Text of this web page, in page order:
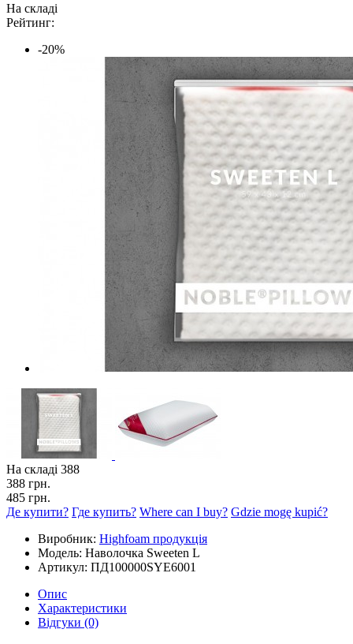
На складі
Рейтинг:
-20%
На складі 388
388 грн.
485 грн.
Де купити? Где купить? Where can I buy? Gdzie mogę kupić?
Виробник: Highfoam продукція
Модель: Наволочка Sweeten L
Артикул: ПД100000SYE6001
Опис
Характеристики
Відгуки (0)